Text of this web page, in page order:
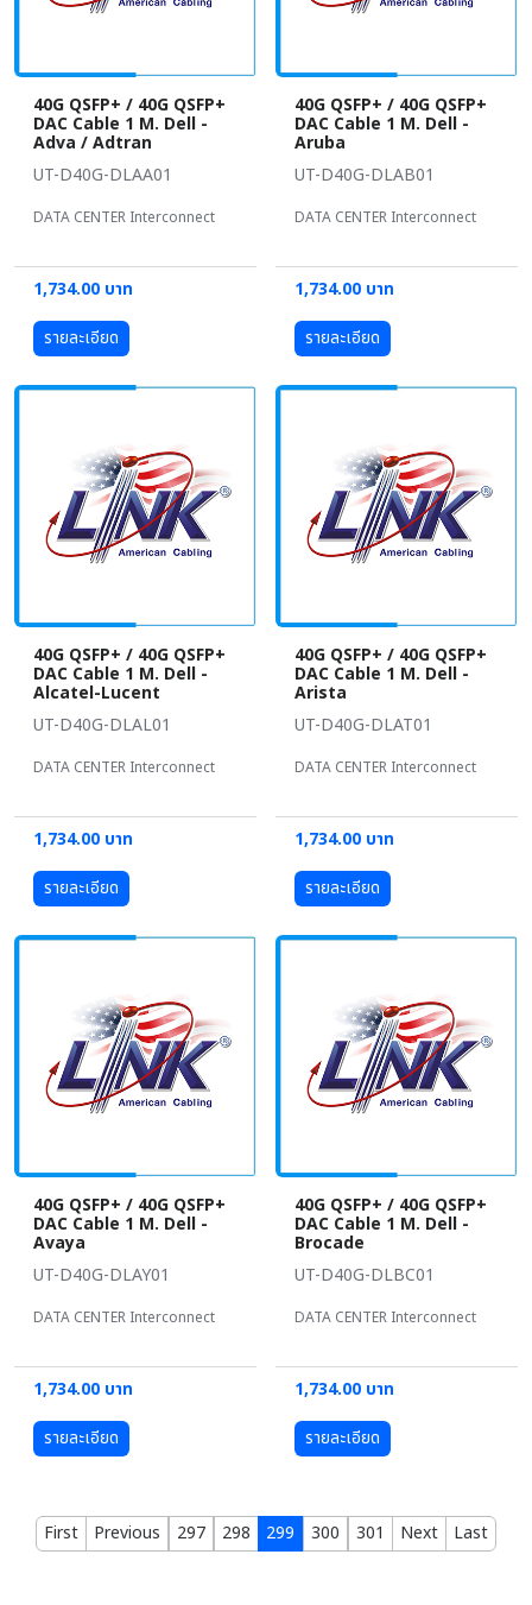
40G QSFP+ / 40G QSFP+
DAC Cable 1 M. Dell -
Adva / Adtran
UT-D40G-DLAA01
DATA CENTER Interconnect
1,734.00 บาท
รายละเอียด
40G QSFP+ / 40G QSFP+
DAC Cable 1 M. Dell -
Aruba
UT-D40G-DLAB01
DATA CENTER Interconnect
1,734.00 บาท
รายละเอียด
40G QSFP+ / 40G QSFP+
DAC Cable 1 M. Dell -
Alcatel-Lucent
UT-D40G-DLAL01
DATA CENTER Interconnect
1,734.00 บาท
รายละเอียด
40G QSFP+ / 40G QSFP+
DAC Cable 1 M. Dell -
Arista
UT-D40G-DLAT01
DATA CENTER Interconnect
1,734.00 บาท
รายละเอียด
40G QSFP+ / 40G QSFP+
DAC Cable 1 M. Dell -
Avaya
UT-D40G-DLAY01
DATA CENTER Interconnect
1,734.00 บาท
รายละเอียด
40G QSFP+ / 40G QSFP+
DAC Cable 1 M. Dell -
Brocade
UT-D40G-DLBC01
DATA CENTER Interconnect
1,734.00 บาท
รายละเอียด
First Previous 297 298 299 300 301 Next Last